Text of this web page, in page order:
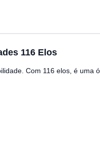
116 Elos
Com 116 elos, é uma